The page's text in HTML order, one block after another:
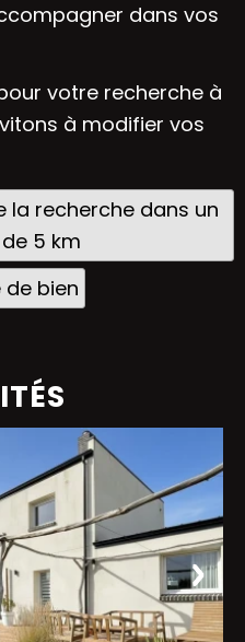
dans vos
votre recherche à
à modifier vos
la recherche dans un
5 km
de bien